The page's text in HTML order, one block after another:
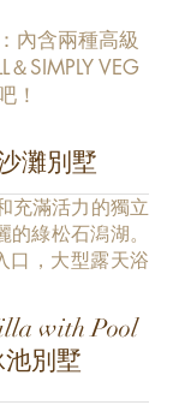
內含兩種高級
＆SIMPLY VEG
！
灘別墅
充滿活力的獨立
綠松石潟湖。
口，大型露天浴
with Pool
別墅